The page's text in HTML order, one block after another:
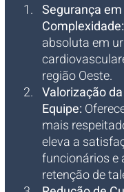
Segurança
Complexidade:
absoluta em
região Oeste.
Valorização da
Equipe:
mais
eleva a
funcionários e
retenção de